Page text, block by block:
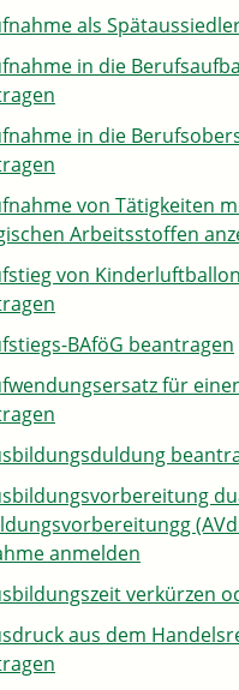
als
in die
in die
von Tätigkeiten
Arbeitsstoffen
von
BAföG beantragen
für
anmelden
verkürzen
aus dem